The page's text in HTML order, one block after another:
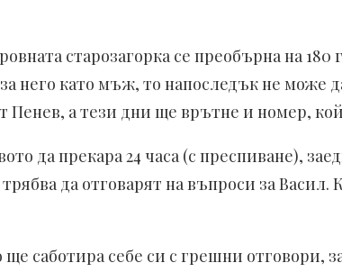
старозагорка се преобърна на
него като мъж, то напоследък не може
Пенев, а тези дни ще врътне и номер,
да прекара 24 часа (с преспиване),
да отговарят на въпроси за Васил.
саботира себе си с грешни отговори,